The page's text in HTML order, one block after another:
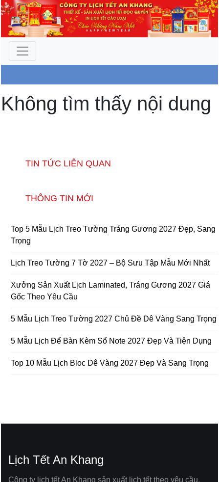
Công Ty An Khang
Không tìm thấy nội dung
TIN TỨC LIÊN QUAN
THÔNG TIN MỚI
Top 5 Mẫu Lịch Treo Tường Tráng Gương 2027 Đẹp, Sang
Trọng
Lịch Treo Tường 7 Tờ 2027 – Bộ Sưu Tập Mẫu Mới Nhất
Xưởng Sản Xuất Lịch Laminated, Tráng Gương 2027 Giá
Gốc Theo Yêu Cầu
5 Mẫu Lịch Treo Tường 2027 Chủ Đề Dê Vàng Sang Trọng
5 Mẫu Lịch Để Bàn Kèm Sổ Note 2027 Đẹp Và Tiện Dụng
Top 10 Mẫu Lịch Bloc Dê Vàng 2027 Đẹp Và Sang Trọng
Lịch Tết An Khang
Công ty lịch tết An Khang sản xuất lịch tết theo yêu cầu,